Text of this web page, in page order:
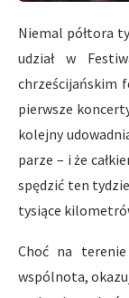
Niemal półtora
udział w
chrześcijańskim
pierwsze
kolejny
parze – i że
spędzić ten
tysiące
Choć na
wspólnota,